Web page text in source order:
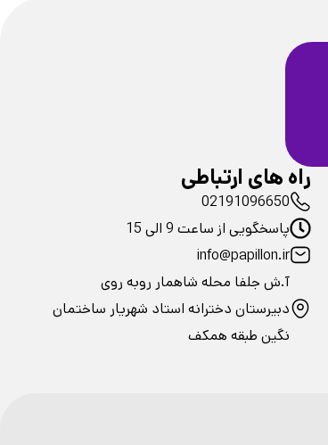
راه های ارتباطی
02191096650
پاسخگویی از ساعت 9 الی 15
info@papillon.ir
آ.ش جلفا محله شاهمار روبه روی
دبیرستان دخترانه استاد شهریار ساختمان
نگین طبقه همکف